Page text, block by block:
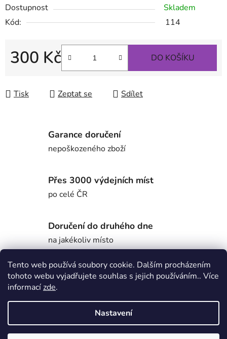
Tento web používá soubory cookie. Dalším procházením
tohoto webu vyjadřujete souhlas s jejich používáním.. Více
informacízde.
Nastavení
Dostupnost
Skladem
Kód:
114
300 Kč DO KOŠÍKU
Tisk Zeptat se Sdílet
Garance doručení
nepoškozeného zboží
Přes 3000 výdejních míst
po celé ČR
Doručení do druhého dne
na jakékoliv místo
Popis